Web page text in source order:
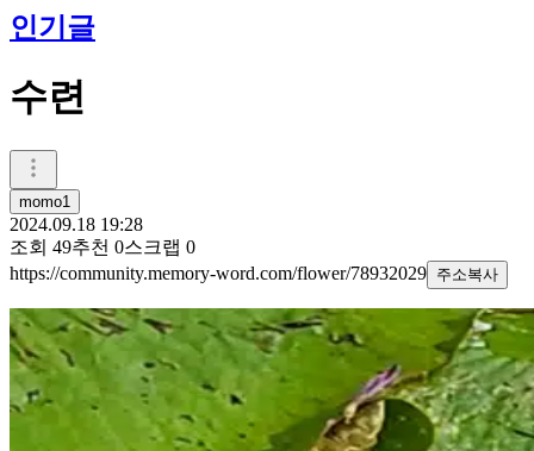
인기글
수련
momo1
2024.09.18 19:28
조회 49추천 0스크랩 0
https://community.memory-word.com/flower/78932029 주소복사